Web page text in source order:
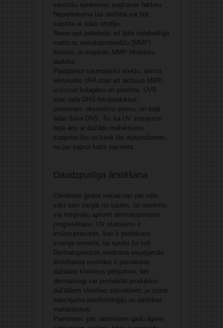
saistošu epidermas augšanas faktoru.
Nepietiekama tās darbība var būt
saistīta ar ādas atrofiju.
Novecojot palielinās arī ādai nelabvēlīgo
matricas metaloproteināžu (MMP)
līmenis, jo mazinās MMP inhibitoru
darbība.
Pastiprinot traumatisko efektu, dermā
iekļuvušie UVA stari arī aktivizē MMP,
iznīcinot kolagēnu un elastīnu. UVB
stari rada DNS fotoproduktus,
piemēram, oksidatīvo stresu, un bojā
ādas šūnu DNS. To, ka UV starojums
bojā ādu ar dažādu mehānismu
starpniecību un kavē tās atjaunošanos,
nu jau saprot katrs pacients.
Daudzpusīga ārstēšana
Cilvēkiem gados nekad nav par vēlu
sākt sevi sargāt no saules, lai novērstu
vai mēģinātu apturēt dermatoporozes
progresēšanu. UV starojums ir
imūnsupresants, kas ir pietiekami
svarīgs iemesls, lai spertu šo soli.
Dermatoporozes sindroma iespējamās
ārstēšanas metodes ir pamatotas
dažādos klīniskos pētījumos, bet
dermatologi var piemeklēt produktus
dažādiem slimības stāvokļiem, jo izprot
traucējuma patofizioloģiju un darbības
mehānismus.
Piemēram, pēc desmitiem gadu ilgiem